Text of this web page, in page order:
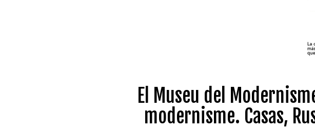
El Museu del
modernisme. Casas,